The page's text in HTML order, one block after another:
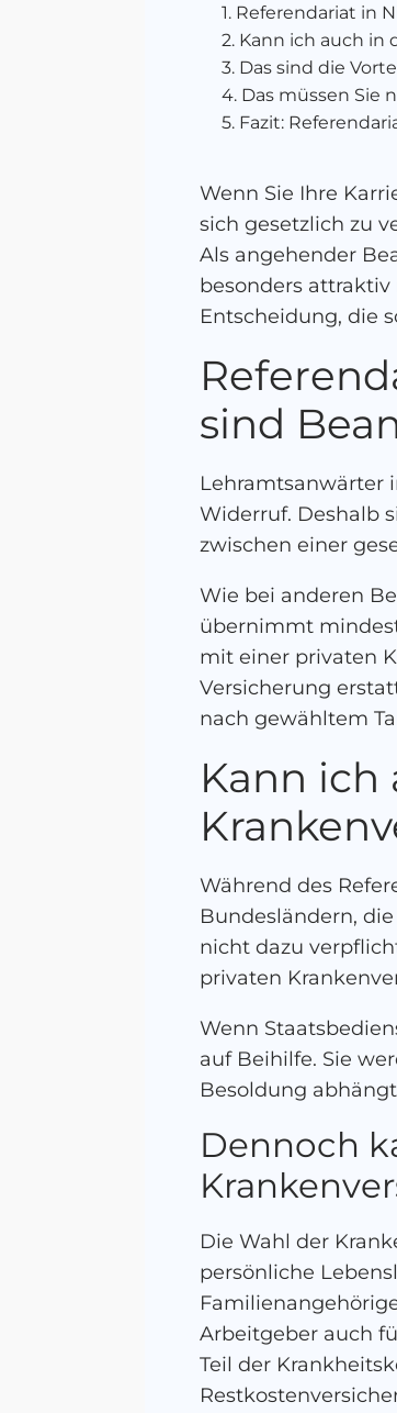
Referendariat in
Kann ich auch in
Das sind die
Das müssen Sie
Fazit:
Wenn Sie Ihre
sich gesetzlich zu
Als angehender
besonders
Entscheidung, die
sind
Lehramtsanwärter
Widerruf. Deshalb
zwischen einer
Wie bei anderen
übernimmt
mit einer privaten
Versicherung
nach gewähltem
Kann ich
Während des
Bundesländern,
nicht dazu
privaten
Wenn
auf Beihilfe. Sie
Besoldung
Dennoch
Die Wahl der
persönliche
Arbeitgeber auch
Teil der